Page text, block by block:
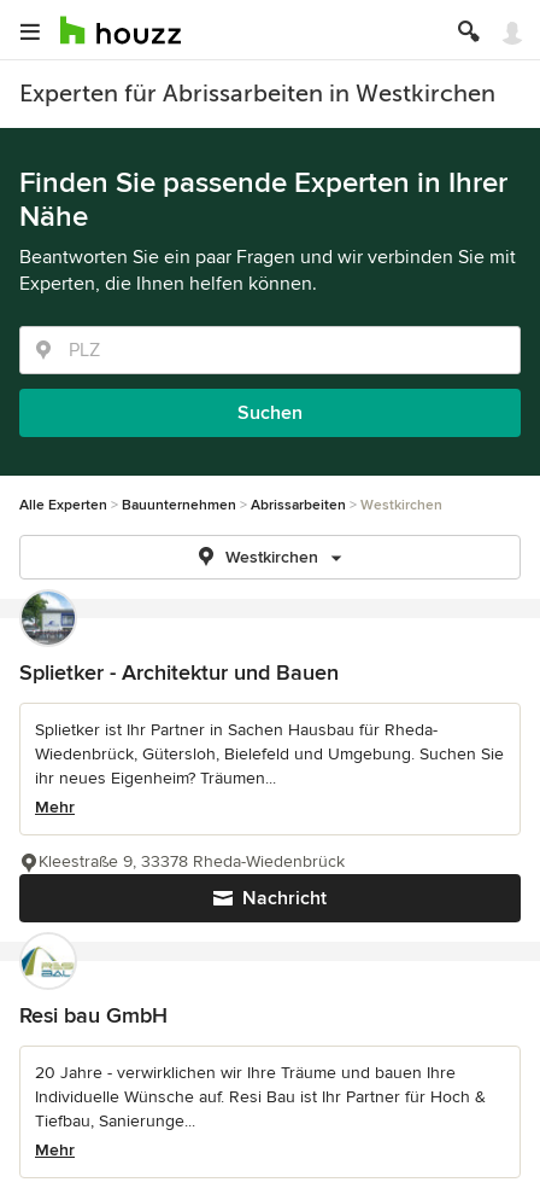
Experten für Abrissarbeiten in Westkirchen
Finden Sie passende Experten in Ihrer
Nähe
Beantworten Sie ein paar Fragen und wir verbinden Sie mit
Experten, die Ihnen helfen können.
Suchen
Alle Experten Bauunternehmen Abrissarbeiten Westkirchen
Westkirchen
Splietker - Architektur und Bauen
Splietker ist Ihr Partner in Sachen Hausbau für Rheda-
Wiedenbrück, Gütersloh, Bielefeld und Umgebung. Suchen Sie
ihr neues Eigenheim? Träumen...
Mehr
Nachricht
Kleestraße 9, 33378 Rheda-Wiedenbrück
Resi bau GmbH
20 Jahre - verwirklichen wir Ihre Träume und bauen Ihre
Individuelle Wünsche auf. Resi Bau ist Ihr Partner für Hoch &
Tiefbau, Sanierunge...
Mehr